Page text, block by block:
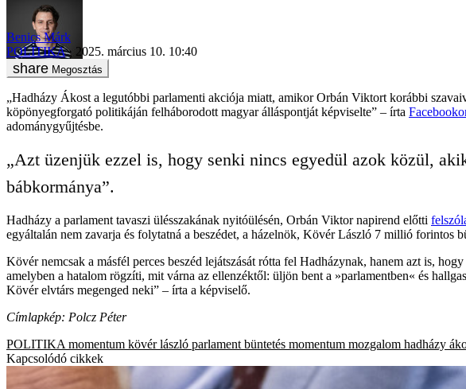
Benics Márk
POLITIKA
2025. március 10. 10:40
Megosztás
„Hadházy Ákost a legutóbbi parlamenti akciója miatt, amikor Orbán Viktort korábbi
köpönyegforgató politikáján felháborodott magyar álláspontját képviselte” – írta
adománygyűjtésbe.
„Azt üzenjük ezzel is, hogy senki nincs egyedül azok közül,
bábkormánya”.
Hadházy a parlament tavaszi ülésszakának nyitóülésén, Orbán Viktor napirend előtti
egyáltalán nem zavarja és folytatná a beszédet, a házelnök, Kövér László 7 millió forintos
Kövér nemcsak a másfél perces beszéd lejátszását rótta fel Hadházynak, hanem azt is,
amelyben a hatalom rögzíti, mit várna az ellenzéktől: üljön bent a »parlamentben« és
Kövér elvtárs megenged neki” – írta a képviselő.
Címlapkép: Polcz Péter
POLITIKA momentum kövér lászló parlament büntetés momentum mozgalom hadházy
Kapcsolódó cikkek